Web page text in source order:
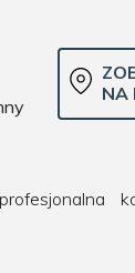
NA